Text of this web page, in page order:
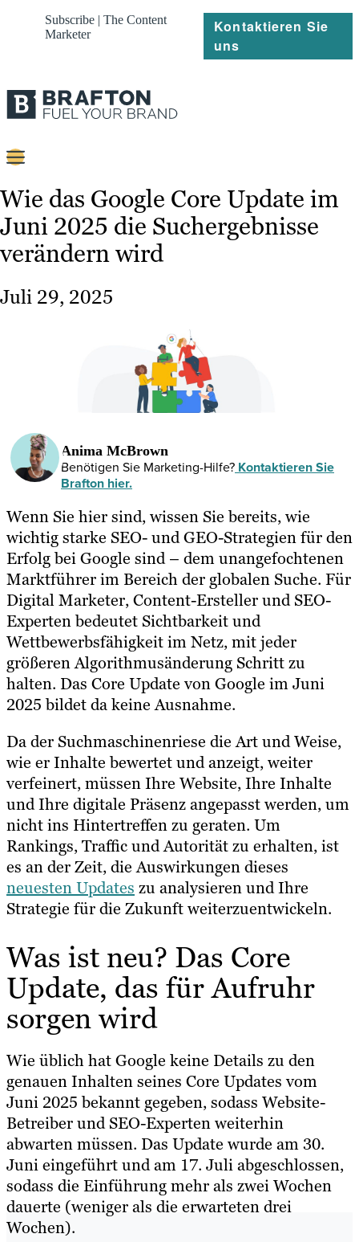
Subscribe | The Content
Marketer
Kontaktieren Sie
uns
Content
Strategie
Platforms
Referenzen
Wie das Google Core Update im
Juni 2025 die Suchergebnisse
verändern wird
Juli 29, 2025
Anima McBrown
Benötigen Sie Marketing-Hilfe? Kontaktieren Sie
Brafton hier.
Wenn Sie hier sind, wissen Sie bereits, wie
wichtig starke SEO- und GEO-Strategien für den
Erfolg bei Google sind – dem unangefochtenen
Marktführer im Bereich der globalen Suche. Für
Digital Marketer, Content-Ersteller und SEO-
Experten bedeutet Sichtbarkeit und
Wettbewerbsfähigkeit im Netz, mit jeder
größeren Algorithmusänderung Schritt zu
halten. Das Core Update von Google im Juni
2025 bildet da keine Ausnahme.
Da der Suchmaschinenriese die Art und Weise,
wie er Inhalte bewertet und anzeigt, weiter
verfeinert, müssen Ihre Website, Ihre Inhalte
und Ihre digitale Präsenz angepasst werden, um
nicht ins Hintertreffen zu geraten. Um
Rankings, Traffic und Autorität zu erhalten, ist
es an der Zeit, die Auswirkungen dieses
neuesten Updates zu analysieren und Ihre
Strategie für die Zukunft weiterzuentwickeln.
Was ist neu? Das Core
Update, das für Aufruhr
sorgen wird
Wie üblich hat Google keine Details zu den
genauen Inhalten seines Core Updates vom
Juni 2025 bekannt gegeben, sodass Website-
Betreiber und SEO-Experten weiterhin
abwarten müssen. Das Update wurde am 30.
Juni eingeführt und am 17. Juli abgeschlossen,
sodass die Einführung mehr als zwei Wochen
dauerte (weniger als die erwarteten drei
Wochen).